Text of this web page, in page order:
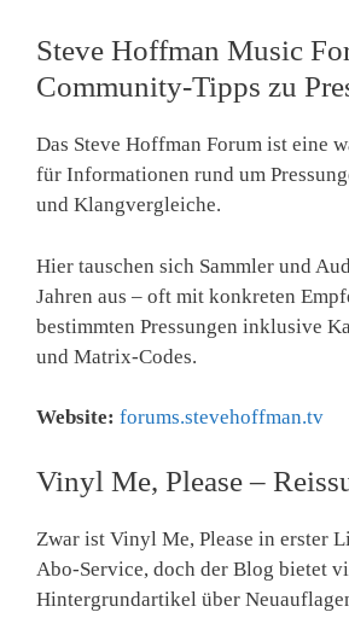
Steve Hoffman Music
Community-Tipps zu
Das Steve Hoffman Forum ist eine
für Informationen rund um
und Klangvergleiche.
Hier tauschen sich Sammler und
Jahren aus – oft mit konkreten
bestimmten Pressungen inklusive
und Matrix-Codes.
Website: forums.stevehoffman.tv
Vinyl Me, Please –
Zwar ist Vinyl Me, Please in erster
Abo-Service, doch der Blog bietet
Hintergrundartikel über